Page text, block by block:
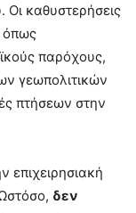
Οι καθυστερήσεις
όπως
παρόχους,
γεωπολιτικών
πτήσεων στην
επιχειρησιακή
δεν